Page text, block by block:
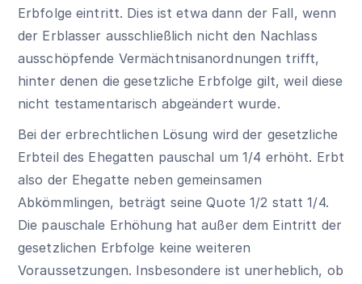
Erbfolge eintritt. Dies ist etwa dann der Fall, wenn
der Erblasser ausschließlich nicht den Nachlass
ausschöpfende Vermächtnisanordnungen trifft,
hinter denen die gesetzliche Erbfolge gilt, weil diese
nicht testamentarisch abgeändert wurde.
Bei der erbrechtlichen Lösung wird der gesetzliche
Erbteil des Ehegatten pauschal um 1/4 erhöht. Erbt
also der Ehegatte neben gemeinsamen
Abkömmlingen, beträgt seine Quote 1/2 statt 1/4.
Die pauschale Erhöhung hat außer dem Eintritt der
gesetzlichen Erbfolge keine weiteren
Voraussetzungen. Insbesondere ist unerheblich, ob